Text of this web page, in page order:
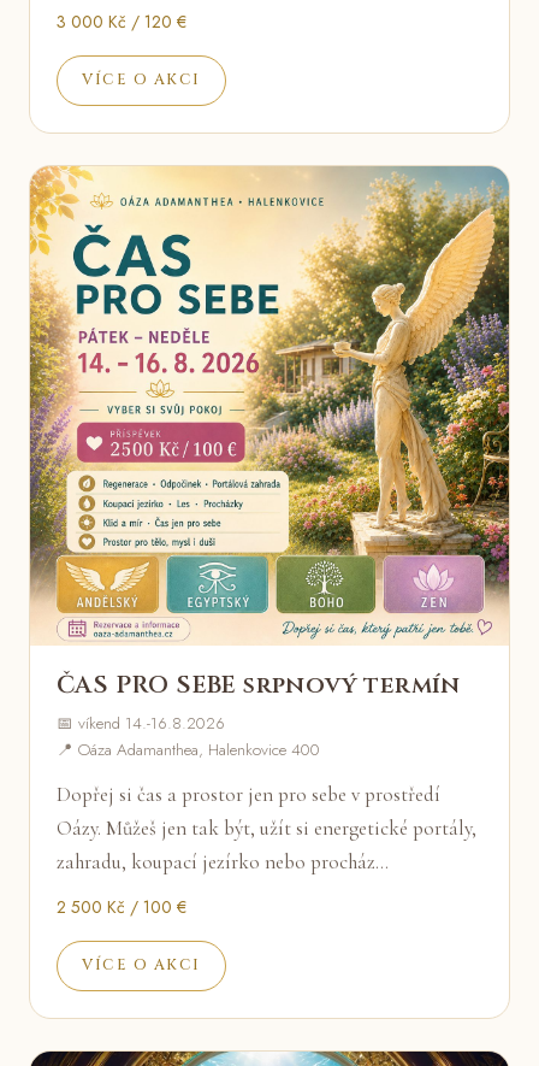
3 000 Kč / 120 €
VÍCE O AKCI
ČAS PRO SEBE srpnový termín
📅 víkend 14.-16.8.2026
📍 Oáza Adamanthea, Halenkovice 400
Dopřej si čas a prostor jen pro sebe v prostředí
Oázy. Můžeš jen tak být, užít si energetické portály,
zahradu, koupací jezírko nebo procház…
2 500 Kč / 100 €
VÍCE O AKCI